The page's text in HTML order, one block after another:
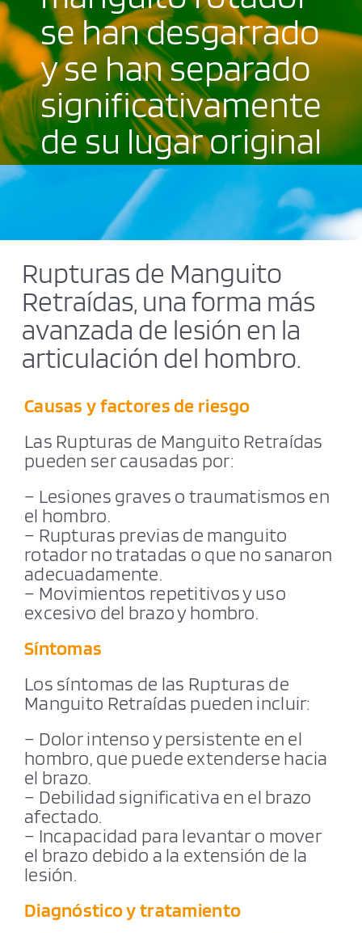
Blog
Contacto
Cita previa
se han desgarrado
y se han separado
significativamente
de su lugar original
Rupturas de Manguito
Retraídas, una forma más
avanzada de lesión en la
articulación del hombro.
Causas y factores de riesgo
Las Rupturas de Manguito Retraídas
pueden ser causadas por:
– Lesiones graves o traumatismos en
el hombro.
– Rupturas previas de manguito
rotador no tratadas o que no sanaron
adecuadamente.
– Movimientos repetitivos y uso
excesivo del brazo y hombro.
Síntomas
Los síntomas de las Rupturas de
Manguito Retraídas pueden incluir:
– Dolor intenso y persistente en el
hombro, que puede extenderse hacia
el brazo.
– Debilidad significativa en el brazo
afectado.
– Incapacidad para levantar o mover
el brazo debido a la extensión de la
lesión.
Diagnóstico y tratamiento